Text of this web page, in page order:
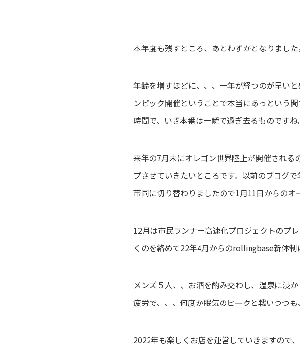
本年度も残すところ、あとわずかとなりました
年齢を増すほどに、、、一年が経つのが早い
ンピック開催ということで本当にあっという
時間で、いざ本番は一瞬で過ぎ去るものですね。
来年の7月末にオレゴン世界陸上が開催される
プさせていきたいところです。以前のブログ
帯同に切り替わりましたので1月11日からのオ
12月は市民ランナー高速化プロジェクトのプ
くのを絡めて22年4月からのrollingbase新体制
メンズ５人、、お酒を酌み交わし、温泉に浸
疲労で、、、何度か眠気のピークと戦いつつ
2022年も楽しくお店を運営していきますので